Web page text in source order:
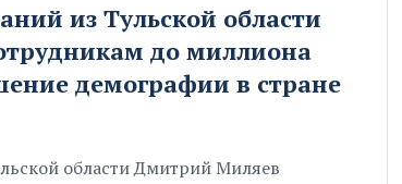
из Тульской области
до миллиона
демографии в стране
области Дмитрий Миляев